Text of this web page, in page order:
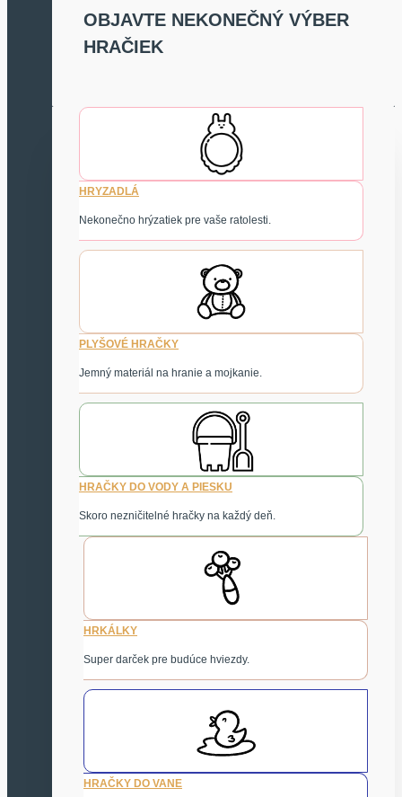
OBJAVTE NEKONEČNÝ VÝBER
HRAČIEK
HRYZADLÁ
Nekonečno hrýzatiek pre vaše ratolesti.
PLYŠOVÉ HRAČKY
Jemný materiál na hranie a mojkanie.
HRAČKY DO VODY A PIESKU
Skoro nezničitelné hračky na každý deň.
HRKÁLKY
Super darček pre budúce hviezdy.
HRAČKY DO VANE